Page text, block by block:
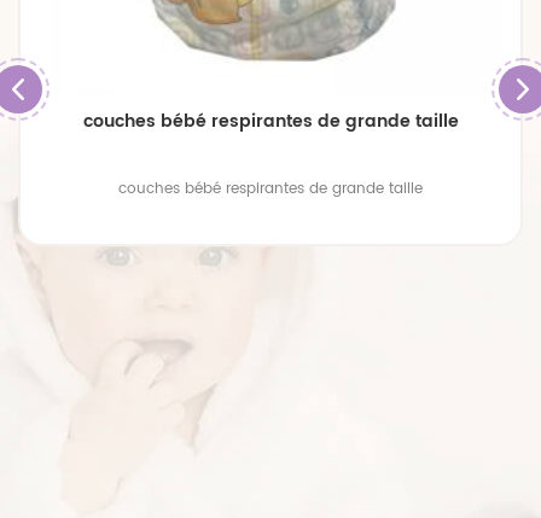
couches de bébé jetables bon marché de bonne
1. OEM disponible Impression de conception de feuille de fond